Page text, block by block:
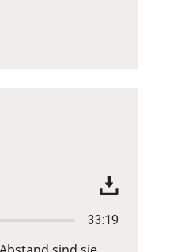
33:19